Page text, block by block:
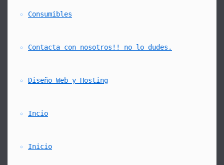
Consumibles
Contacta con nosotros!! no lo dudes.
Diseño Web y Hosting
Incio
Inicio